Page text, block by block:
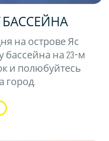
на острове Яс
бассейна на 23-м
и полюбуйтесь
город.